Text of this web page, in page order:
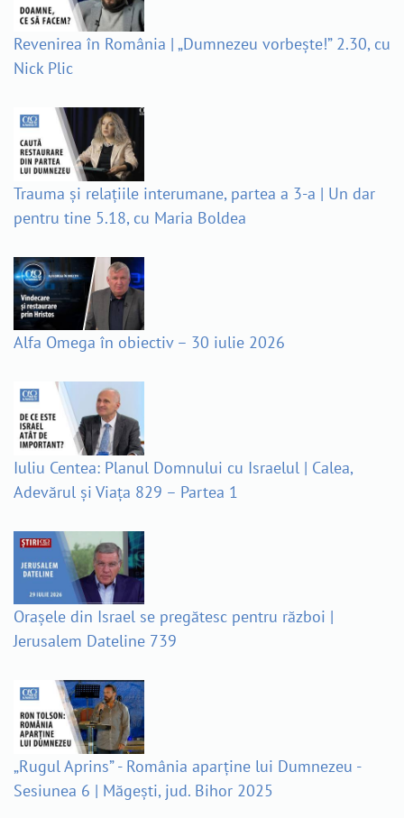
Revenirea în România | „Dumnezeu vorbește!” 2.30, cu
Nick Plic
Trauma și relațiile interumane, partea a 3-a | Un dar
pentru tine 5.18, cu Maria Boldea
Alfa Omega în obiectiv – 30 iulie 2026
Iuliu Centea: Planul Domnului cu Israelul | Calea,
Adevărul și Viața 829 – Partea 1
Orașele din Israel se pregătesc pentru război |
Jerusalem Dateline 739
„Rugul Aprins” - România aparține lui Dumnezeu -
Sesiunea 6 | Măgești, jud. Bihor 2025